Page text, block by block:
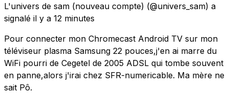
L'univers de sam (nouveau compte) (@univers_sam) a
signalé il y a 12 minutes
Pour connecter mon Chromecast Android TV sur mon
téléviseur plasma Samsung 22 pouces,j'en ai marre du
WiFi pourri de Cegetel de 2005 ADSL qui tombe souvent
en panne,alors j'irai chez SFR-numericable. Ma mère ne
sait Pô.